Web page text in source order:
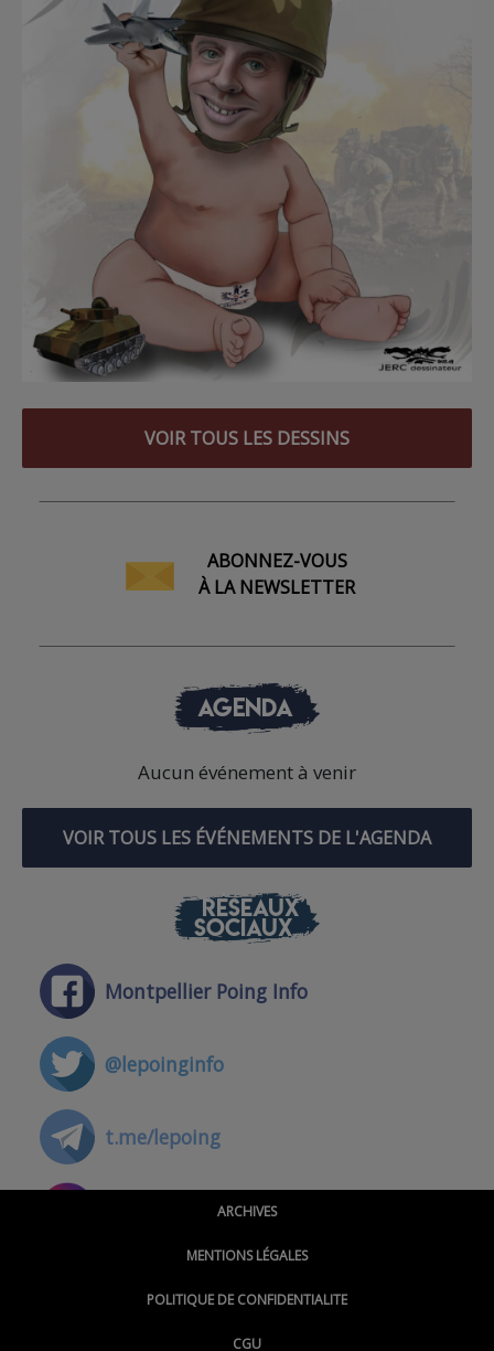
VOIR TOUS LES DESSINS
ABONNEZ-VOUS
À LA NEWSLETTER
AGENDA
Aucun événement à venir
VOIR TOUS LES ÉVÉNEMENTS DE L'AGENDA
RÉSEAUX
SOCIAUX
Montpellier Poing Info
@lepoinginfo
t.me/lepoing
@montpellierpoinginfo
ARCHIVES
MENTIONS LÉGALES
POLITIQUE DE CONFIDENTIALITE
CGU